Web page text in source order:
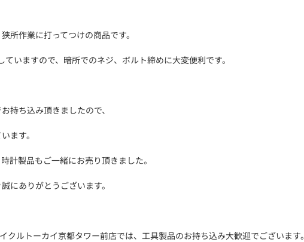
所作業に打ってつけの商品です。
ていますので、暗所でのネジ、ボルト締めに大変便利です。
持ち込み頂きましたので、
ます。
計製品もご一緒にお売り頂きました。
にありがとうございます。
クルトーカイ京都タワー前店では、工具製品のお持ち込み大歓迎でございます。